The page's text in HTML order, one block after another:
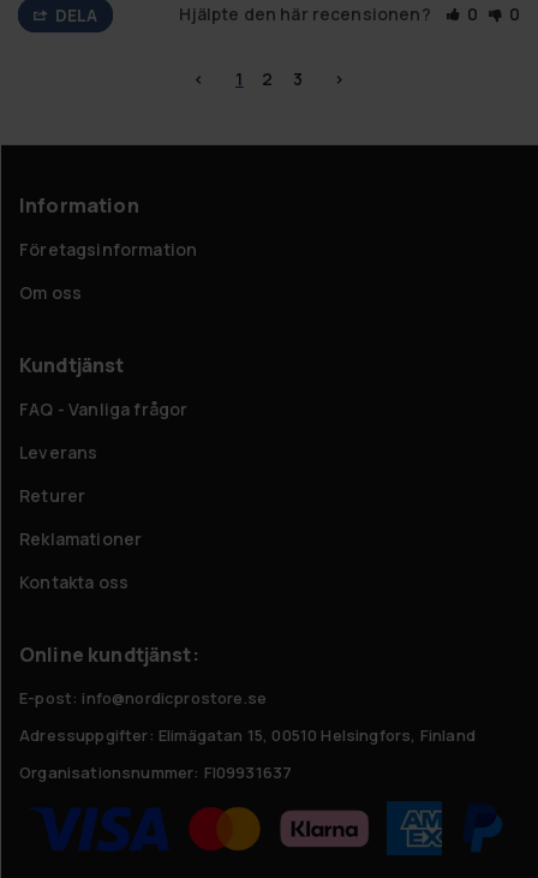
DELA Hjälpte den här recensionen? 0 0
< 1 2 3 >
Information
Företagsinformation
Om oss
Kundtjänst
FAQ - Vanliga frågor
Leverans
Returer
Reklamationer
Kontakta oss
Online kundtjänst:
E-post: info@nordicprostore.se
Adressuppgifter: Elimägatan 15, 00510 Helsingfors, Finland
Organisationsnummer: FI09931637